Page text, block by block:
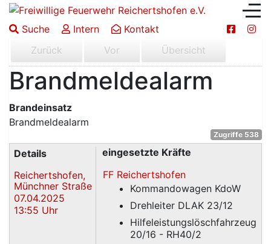
Suche Intern
Kontakt
Zurück
Vor Übersicht
Brandmeldealarm
Brandeinsatz
Brandmeldealarm
Zugriffe 538
Details
Reichertshofen,
Münchner Straße
07.04.2025
13:55 Uhr
eingesetzte Kräfte
FF Reichertshofen
Kommandowagen KdoW
Drehleiter DLAK 23/12
Hilfeleistungslöschfahrzeug
20/16 - RH40/2